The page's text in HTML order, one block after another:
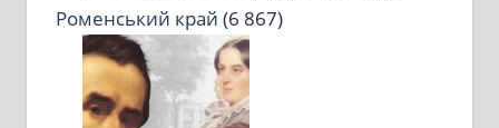
Роменський край (6 867)